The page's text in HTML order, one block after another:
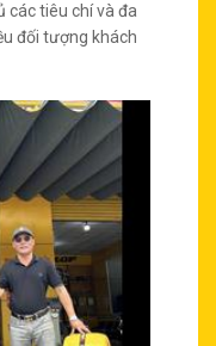
các tiêu chí và đa
đối tượng khách